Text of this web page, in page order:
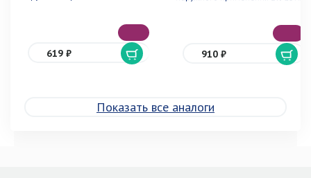
619 ₽ 910 ₽
Показать все аналоги